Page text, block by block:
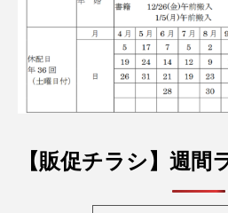
【販促チラシ】週間